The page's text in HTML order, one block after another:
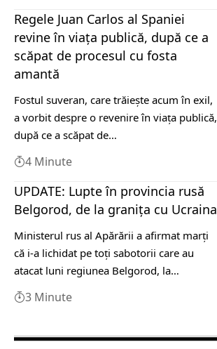
Regele Juan Carlos al Spaniei
revine în viaţa publică, după ce a
scăpat de procesul cu fosta
amantă
Fostul suveran, care trăiește acum în exil,
a vorbit despre o revenire în viaţa publică,
după ce a scăpat de…
4 Minute
UPDATE: Lupte în provincia rusă
Belgorod, de la granița cu Ucraina
Ministerul rus al Apărării a afirmat marţi
că i-a lichidat pe toţi sabotorii care au
atacat luni regiunea Belgorod, la…
3 Minute